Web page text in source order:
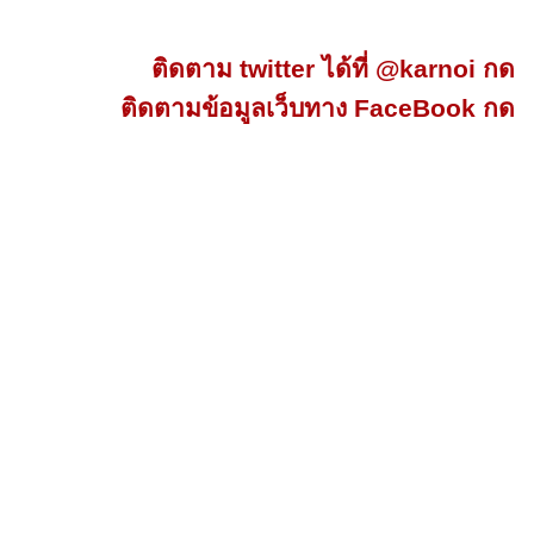
ติดตาม twitter ได้ที่ @karnoi กด
ติดตามข้อมูลเว็บทาง FaceBook กด